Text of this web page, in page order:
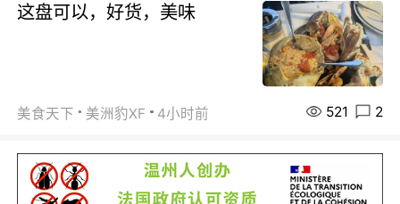
这盘可以，好货，美味
美食天下 美洲豹XF 4小时前 521 2